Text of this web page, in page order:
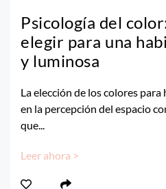
Psicología del
elegir para una
y luminosa
La elección de los colores
en la percepción del espacio
que...
Leer ahora >